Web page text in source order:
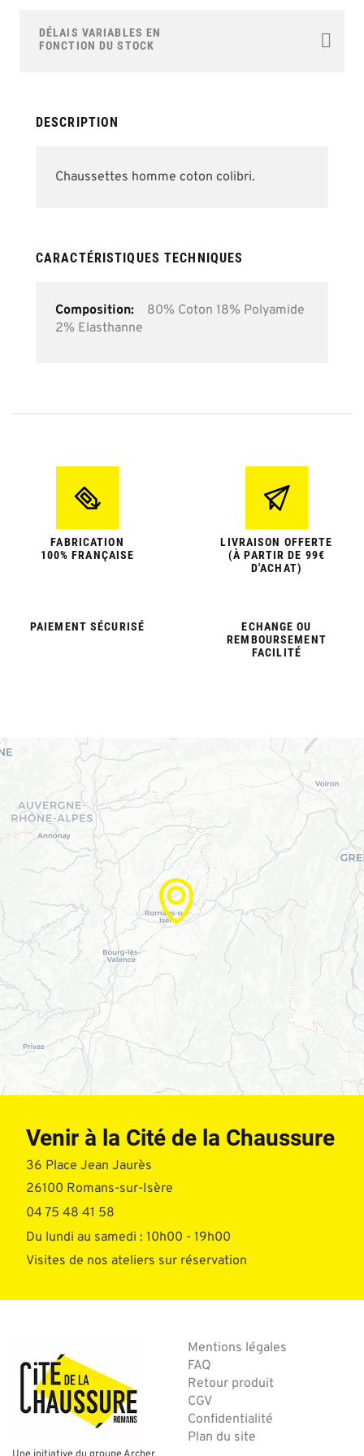
beginning
gallery
DÉLAIS VARIABLES EN
FONCTION DU STOCK
DESCRIPTION
Chaussettes homme coton colibri.
CARACTÉRISTIQUES TECHNIQUES
Plus
d’information
80% Coton 18% Polyamide
2% Elasthanne
FABRICATION
100% FRANÇAISE
LIVRAISON OFFERTE
(À PARTIR DE 99€
D'ACHAT)
PAIEMENT SÉCURISÉ
ECHANGE OU
REMBOURSEMENT
FACILITÉ
Venir à la Cité de la Chaussure
36 Place Jean Jaurès
26100 Romans-sur-Isère
04 75 48 41 58
Du lundi au samedi : 10h00 - 19h00
Visites de nos ateliers sur réservation
Mentions légales
FAQ
Retour produit
CGV
Confidentialité
Plan du site